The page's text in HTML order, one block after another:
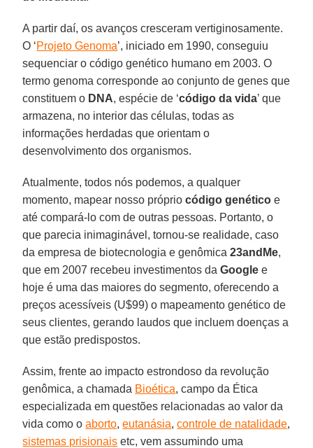
A partir daí, os avanços cresceram vertiginosamente.
O ‘Projeto Genoma’, iniciado em 1990, conseguiu
sequenciar o código genético humano em 2003. O
termo genoma corresponde ao conjunto de genes que
constituem o DNA, espécie de ‘código da vida’ que
armazena, no interior das células, todas as
informações herdadas que orientam o
desenvolvimento dos organismos.
Atualmente, todos nós podemos, a qualquer
momento, mapear nosso própriocódigo genético e
até compará-lo com de outras pessoas. Portanto, o
que parecia inimaginável, tornou-se realidade, caso
da empresa de biotecnologia e genômica23andMe,
que em 2007 recebeu investimentos daGoogle e
hoje é uma das maiores do segmento, oferecendo a
preços acessíveis (U$99) o mapeamento genético de
seus clientes, gerando laudos que incluem doenças a
que estão predispostos.
Assim, frente ao impacto estrondoso da revolução
genômica, a chamada Bioética, campo da Ética
especializada em questões relacionadas ao valor da
vida como oaborto,eutanásia,controle de natalidade,
sistemas prisionais etc, vem assumindo uma